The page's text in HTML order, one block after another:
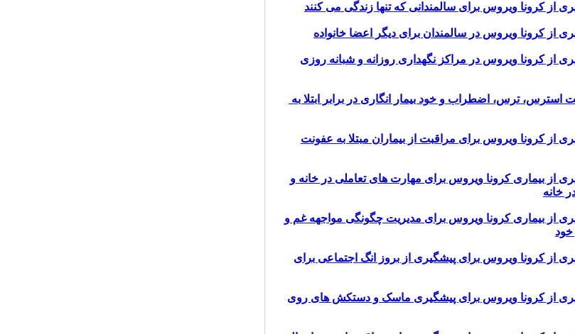
از کرونا ویروس در مراکز نگهداری روزانه و شبانه روزی
استرس، ترس، اضطراب و خود بیمار انگاری در برابر ابتلا به
از کرونا ویروس برای مراقبت از بیماران مبتلا به عفونت
از بیماری کرونا ویروس برای مهارت های تعاملی در خانه و
خانه
از بیماری کرونا ویروس برای مدیریت چگونگی مواجهه غم و
خود
از کرونا ویروس برای پیشگیری از بروز انگ اجتماعی برای
از کرونا ویروس برای پیشگیری ماسک و دستکش های روی